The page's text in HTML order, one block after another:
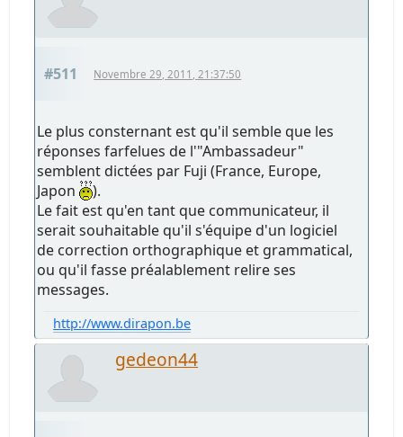
#511 Novembre 29, 2011, 21:37:50
Le plus consternant est qu'il semble que les
réponses farfelues de l'"Ambassadeur"
semblent dictées par Fuji (France, Europe,
Japon
).
Le fait est qu'en tant que communicateur, il
serait souhaitable qu'il s'équipe d'un logiciel
de correction orthographique et grammatical,
ou qu'il fasse préalablement relire ses
messages.
http://www.dirapon.be
gedeon44